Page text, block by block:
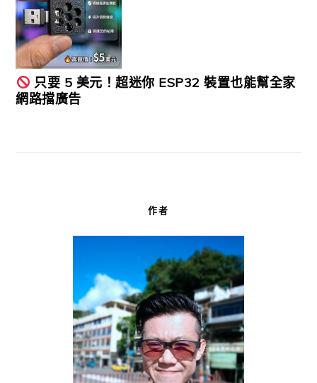
只要 5 美元！超迷你 ESP32 裝置也能幫全家
網路擋廣告
作者